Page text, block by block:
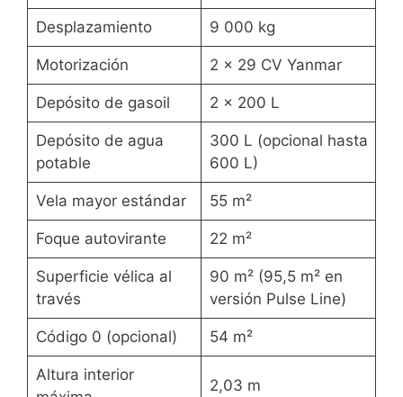
Desplazamiento 9 000 kg
Motorización 2 x 29 CV Yanmar
Depósito de gasoil 2 x 200 L
Depósito de agua
potable
300 L (opcional hasta
600 L)
Vela mayor estándar 55 m²
Foque autovirante 22 m²
Superficie vélica al
través
90 m² (95,5 m² en
versión Pulse Line)
Código 0 (opcional) 54 m²
Altura interior
2,03 m